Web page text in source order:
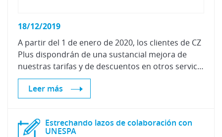
18/12/2019
A partir del 1 de enero de 2020, los clientes de CZ
Plus dispondrán de una sustancial mejora de
nuestras tarifas y de descuentos en otros servicios de Centro Zaragoza
Leer más
Estrechando lazos de colaboración con
UNESPA